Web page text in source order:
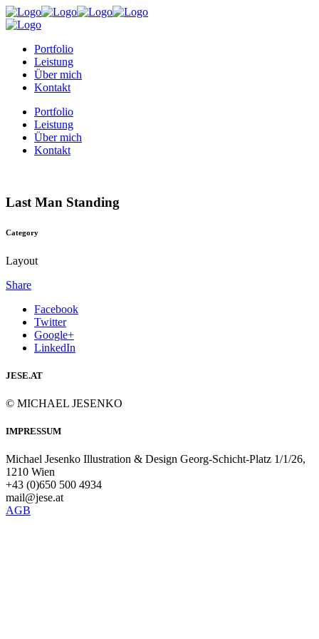
Portfolio
Leistung
Über mich
Kontakt
Portfolio
Leistung
Über mich
Kontakt
Last Man Standing
Category
Layout
Share
Facebook
Twitter
Google+
LinkedIn
JESE.AT
© MICHAEL JESENKO
IMPRESSUM
Michael Jesenko Illustration & Design Georg-Schicht-Platz 1/1/26,
1210 Wien
+43 (0)650 500 4934
mail@jese.at
AGB